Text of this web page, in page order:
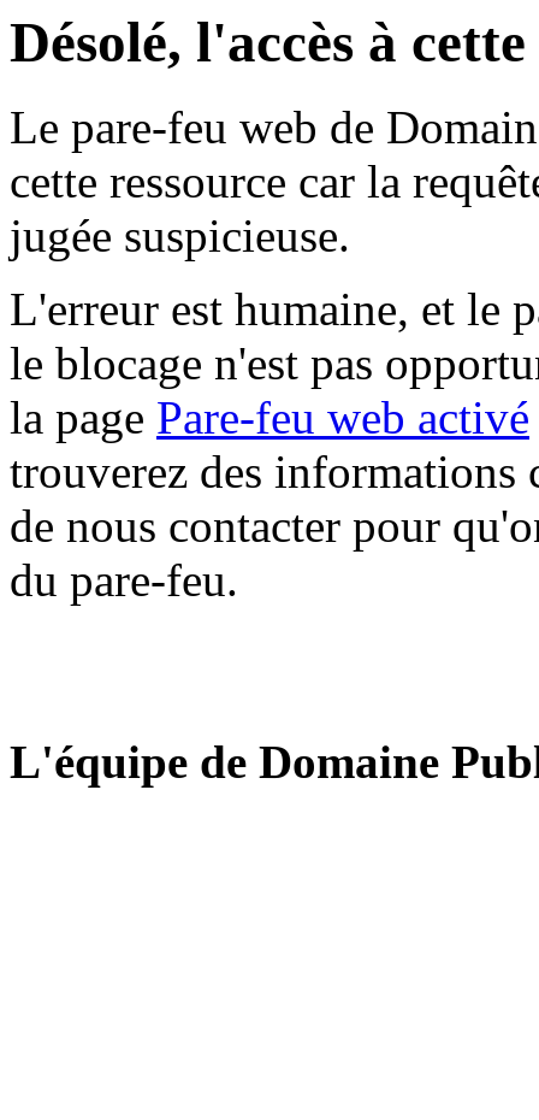
Désolé, l'accès à
Le pare-feu web de
cette ressource car la
jugée suspicieuse.
L'erreur est humaine, et le
le blocage n'est pas
la page Pare-feu web activé
trouverez des informations
de nous contacter pour
du pare-feu.
L'équipe de Domaine